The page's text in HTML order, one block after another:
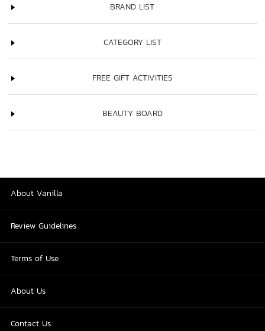
BRAND LIST
CATEGORY LIST
FREE GIFT ACTIVITIES
BEAUTY BOARD
About Vanilla
Review Guidelines
Terms of Use
About Us
Contact Us